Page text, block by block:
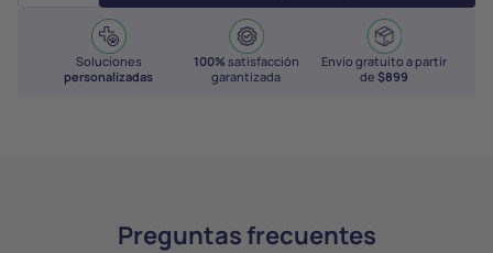
Soluciones
personalizadas
100% satisfacción
garantizada
Envío gratuito a partir
de$899
Preguntas frecuentes